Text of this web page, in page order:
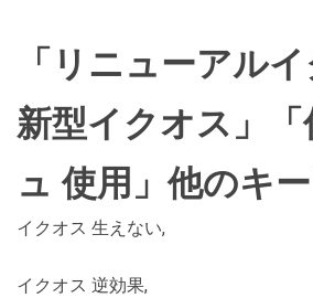
「リニューアル
新型イクオス」
ュ 使用」他のキ
イクオス 生えない,
イクオス 逆効果,